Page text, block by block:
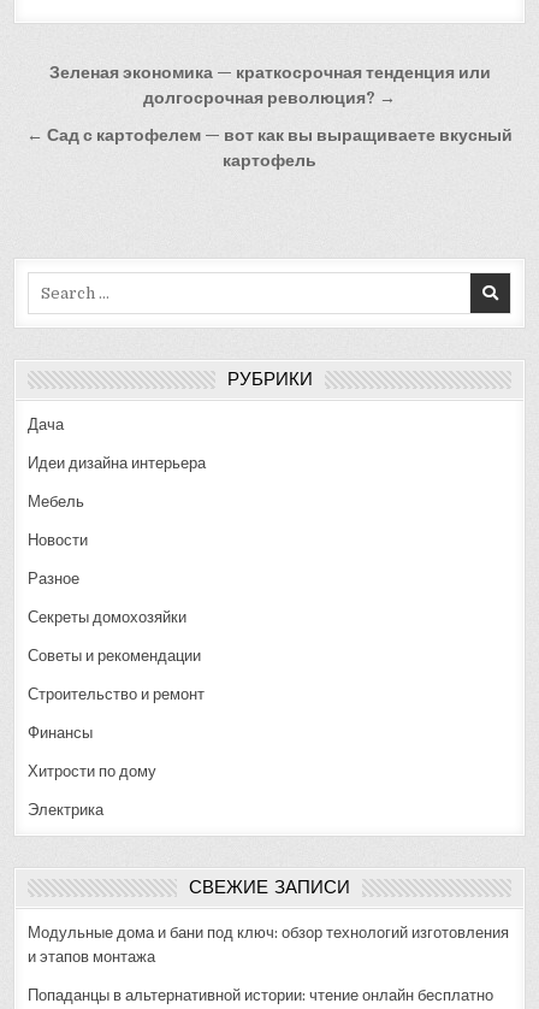
Навигация
записям
Зеленая экономика — краткосрочная тенденция или
долгосрочная революция? →
← Сад с картофелем — вот как вы выращиваете вкусный
картофель
РУБРИКИ
Дача
Идеи дизайна интерьера
Мебель
Новости
Разное
Секреты домохозяйки
Советы и рекомендации
Строительство и ремонт
Финансы
Хитрости по дому
Электрика
СВЕЖИЕ ЗАПИСИ
Модульные дома и бани под ключ: обзор технологий изготовления
и этапов монтажа
Попаданцы в альтернативной истории: чтение онлайн бесплатно